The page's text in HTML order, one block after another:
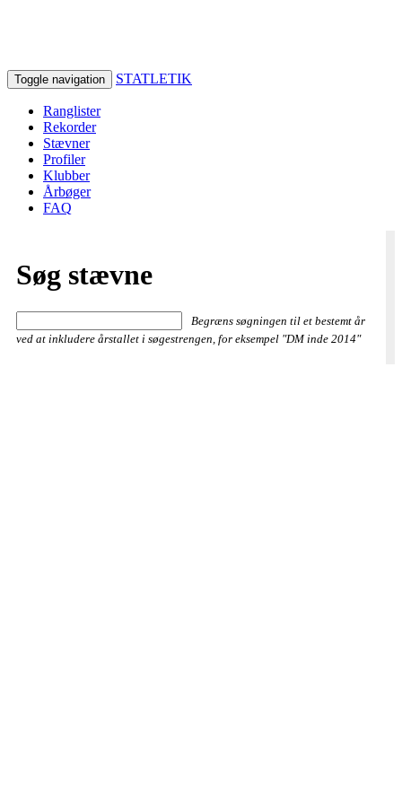
Toggle navigation STATLETIK
Ranglister
Rekorder
Stævner
Profiler
Klubber
Årbøger
FAQ
Søg stævne
Begræns søgningen til et bestemt år
ved at inkludere årstallet i søgestrengen, for eksempel "DM inde 2014"